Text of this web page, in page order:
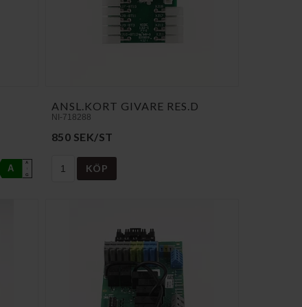
A
A
↑
G
ANSL.KORT GIVARE RES.D
NI-718288
850 SEK/ST
KÖP